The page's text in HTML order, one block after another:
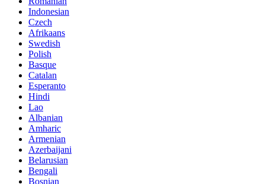
Indonesian
Czech
Afrikaans
Swedish
Polish
Basque
Catalan
Esperanto
Hindi
Lao
Albanian
Amharic
Armenian
Azerbaijani
Belarusian
Bengali
Bosnian